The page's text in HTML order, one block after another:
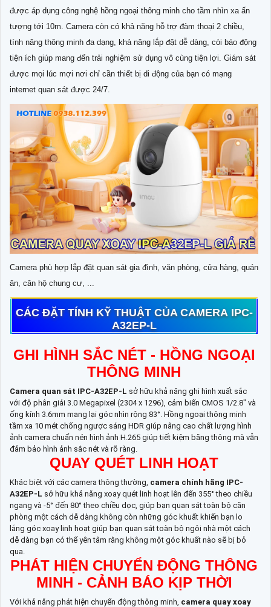
được áp dụng công nghệ hồng ngoại thông minh cho tầm nhìn xa ấn
tượng tới 10m. Camera còn có khả năng hỗ trợ đàm thoại 2 chiều,
tính năng thông minh đa dạng, khả năng lắp đặt dễ dàng, còi báo động
tiện ích giúp mang đến trải nghiệm sử dụng vô cùng tiện lợi. Giám sát
được mọi lúc mợi nơi chỉ cần thiết bị di động của bạn có mạng
internet quan sát được 24/7.
Camera phù hợp lắp đặt quan sát gia đình, văn phòng, cửa hàng, quán
ăn, căn hộ chung cư, ...
CÁC ĐẶT TÍNH KỸ THUẬT CỦA CAMERA IPC-
A32EP-L
GHI HÌNH SẮC NÉT - HỒNG NGOẠI
THÔNG MINH
Camera quan sát IPC-A32EP-L sở hữu khả năng ghi hình xuất sắc
với độ phân giải 3.0 Megapixel (2304 x 1296), cảm biến CMOS 1/2.8" và
ống kính 3.6mm mang lại góc nhìn rộng 83°. Hồng ngoại thông minh
tầm xa 10 mét chống ngược sáng HDR giúp nâng cao chất lượng hình
ảnh camera chuẩn nén hình ảnh H.265 giúp tiết kiệm băng thông mà vẫn
đảm bảo hình ảnh sắc nét và rõ ràng.
QUAY QUÉT LINH HOẠT
Khác biệt với các camera thông thường, camera chính hãng IPC-
A32EP-L sở hữu khả năng xoay quét linh hoạt lên đến 355° theo chiều
ngang và -5° đến 80° theo chiều dọc, giúp bạn quan sát toàn bộ căn
phòng một cách dễ dàng không còn những góc khuất khiến bạn lo
lắng góc xoay linh hoạt giúp bạn quan sát toàn bộ ngôi nhà một cách
dễ dàng bạn có thể yên tâm rằng không một góc khuất nào sẽ bị bỏ
qua.
PHÁT HIỆN CHUYỂN ĐỘNG THÔNG
MINH - CẢNH BÁO KỊP THỜI
Với khả năng phát hiện chuyển động thông minh, camera quay xoay